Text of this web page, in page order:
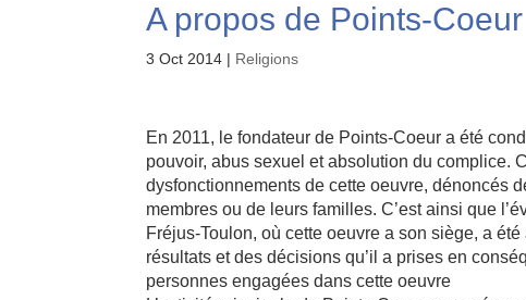
A propos de Points-Coeur
3 Oct 2014 | Religions
En 2011, le fondateur de Points-Coeur a été
pouvoir, abus sexuel et absolution du complice.
dysfonctionnements de cette oeuvre, dénoncés
membres ou de leurs familles. C’est ainsi que
Fréjus-Toulon, où cette oeuvre a son siège, a
résultats et des décisions qu’il a prises en
personnes engagées dans cette oeuvre